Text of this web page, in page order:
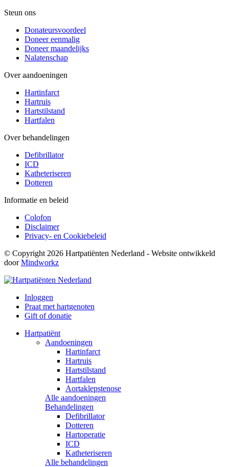
Steun ons
Donateursvoordeel
Doneer eenmalig
Doneer maandelijks
Nalatenschap
Over aandoeningen
Hartinfarct
Hartruis
Hartstilstand
Hartfalen
Over behandelingen
Defibrillator
ICD
Katheteriseren
Dotteren
Informatie en beleid
Colofon
Disclaimer
Privacy- en Cookiebeleid
© Copyright 2026 Hartpatiënten Nederland - Website ontwikkeld
doorMindworkz
Inloggen
Praat met hartgenoten
Gift of donatie
Hartpatiënt
Aandoeningen
Hartinfarct
Hartruis
Hartstilstand
Hartfalen
Aortaklepstenose
Alle aandoeningen
Behandelingen
Defibrillator
Dotteren
Hartoperatie
ICD
Katheteriseren
Alle behandelingen